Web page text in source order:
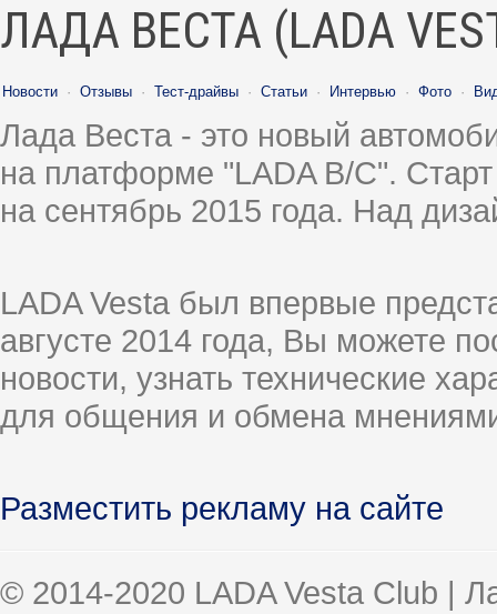
ЛАДА ВЕСТА (LADA
Новости · Отзывы · Тест-драйвы · Статьи · Интервью · Фото ·
Лада Веста - это новый
на платформе "LADA B/C".
на сентябрь 2015 года. Над
LADA Vesta был впервые
августе 2014 года, Вы можете
новости, узнать технические
для общения и обмена
Разместить рекламу на сайте
© 2014-2020 LADA Vesta Club |